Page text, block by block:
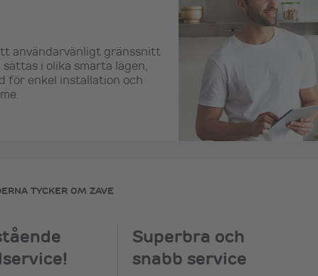
användarvänligt gränssnitt
i olika smarta lägen,
för enkel installation och
TYCKER OM ZAVE
Superbra och
snabb service